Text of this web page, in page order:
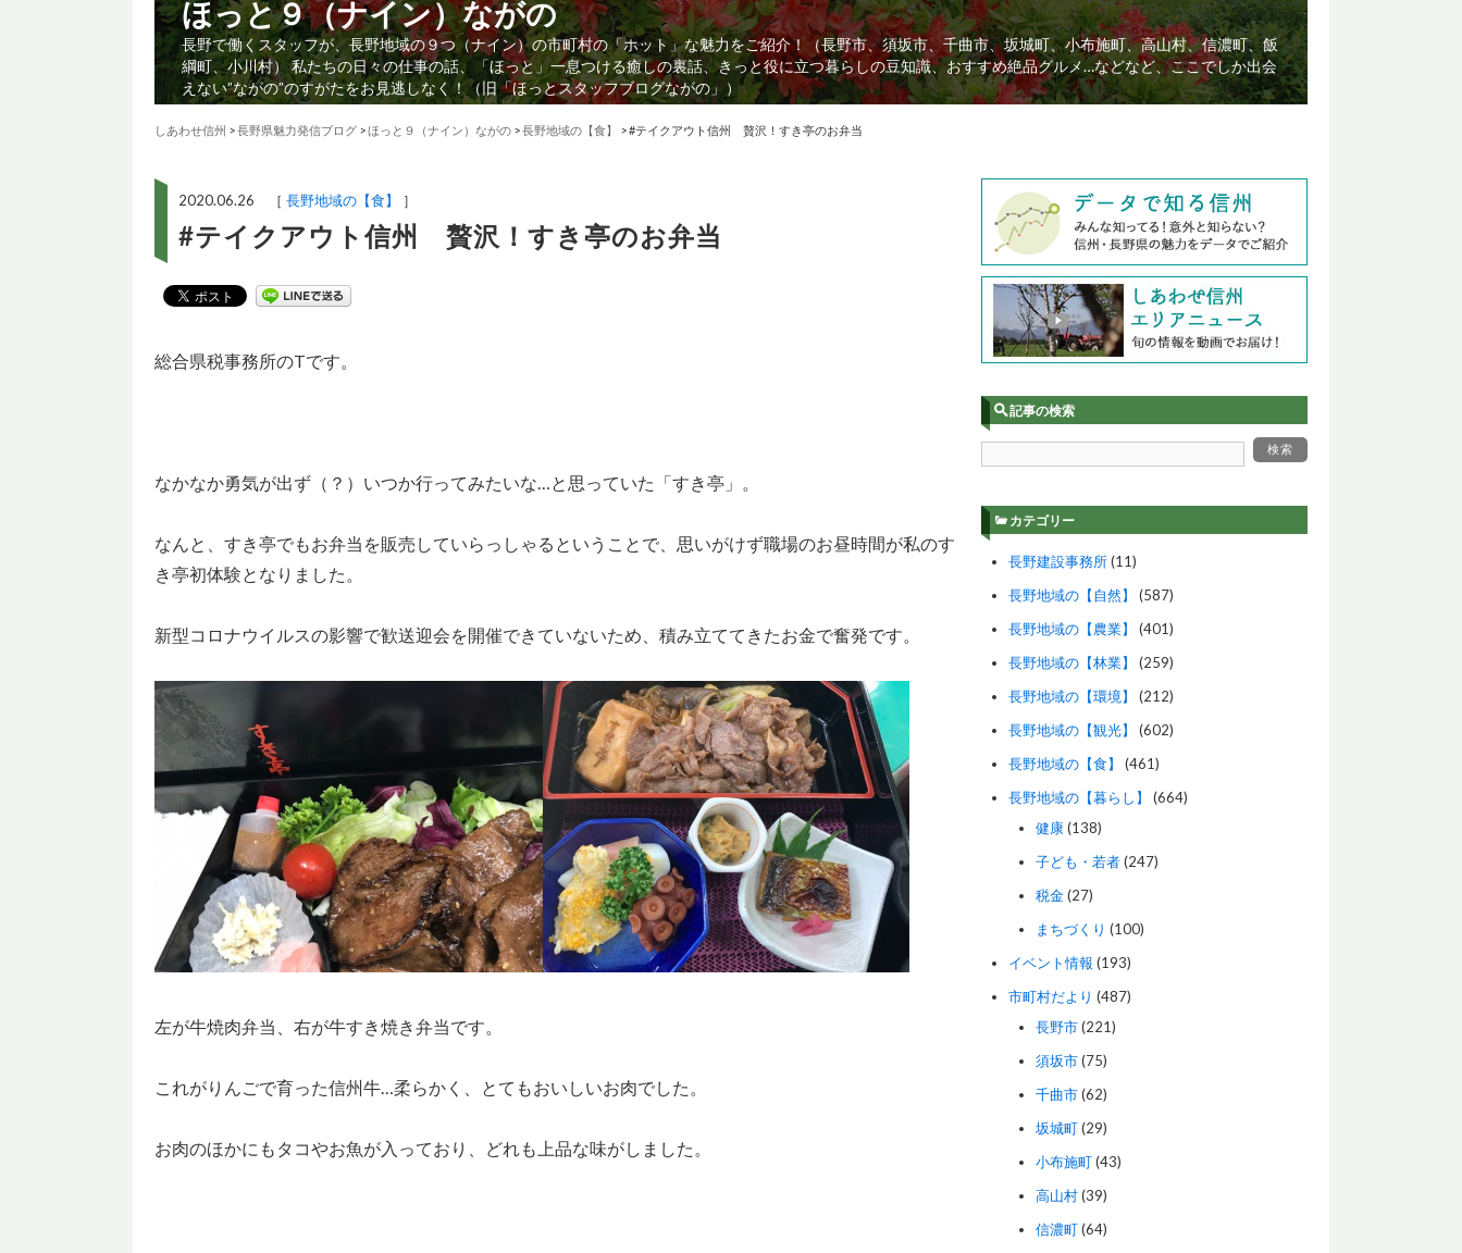
ほっと９（ナイン）ながの
長野で働くスタッフが、長野地域の９つ（ナイン）の市町村の「ホット」な魅力をご紹介！（長野市、須坂市、千曲市、坂城町、小布施町、高山村、信濃町、飯
綱町、小川村） 私たちの日々の仕事の話、「ほっと」一息つける癒しの裏話、きっと役に立つ暮らしの豆知識、おすすめ絶品グルメ…などなど、ここでしか出会
えない”ながの”のすがたをお見逃しなく！（旧「ほっとスタッフブログながの」）
しあわせ信州 >長野県魅力発信ブログ >ほっと９（ナイン）ながの >長野地域の【食】 >#テイクアウト信州 贅沢！すき亭のお弁当
2020.06.26 ［ 長野地域の【食】 ］
#テイクアウト信州 贅沢！すき亭のお弁当
総合県税事務所のTです。
なかなか勇気が出ず（？）いつか行ってみたいな…と思っていた「すき亭」。
なんと、すき亭でもお弁当を販売していらっしゃるということで、思いがけず職場のお昼時間が私のす
き亭初体験となりました。
新型コロナウイルスの影響で歓送迎会を開催できていないため、積み立ててきたお金で奮発です。
左が牛焼肉弁当、右が牛すき焼き弁当です。
これがりんごで育った信州牛…柔らかく、とてもおいしいお肉でした。
お肉のほかにもタコやお魚が入っており、どれも上品な味がしました。
記事の検索
カテゴリー
長野建設事務所(11)
長野地域の【自然】
(587)
長野地域の【農業】
(401)
長野地域の【林業】
(259)
長野地域の【環境】
(212)
長野地域の【観光】
(602)
長野地域の【食】
(461)
長野地域の【暮らし】
(664)
健康(138)
子ども・若者(247)
税金(27)
まちづくり (100)
イベント情報 (193)
市町村だより (487)
長野市(221)
須坂市(75)
千曲市(62)
坂城町(29)
小布施町(43)
高山村(39)
信濃町(64)